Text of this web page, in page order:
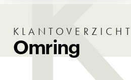
KLANTOVERZICHT
Omring